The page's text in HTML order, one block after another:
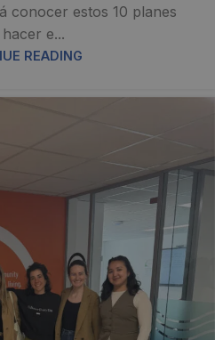
conocer estos 10 planes
e...
READING